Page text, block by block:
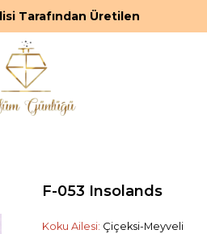
Tarafından Üretilen
F-053 Insolands
Koku Ailesi: Çiçeksi-Meyveli